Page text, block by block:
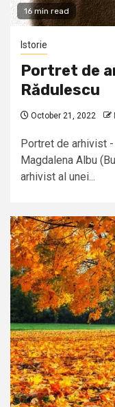
16 min read
Istorie
Portret de
Rădulescu
October 21, 2022
Portret de arhivist
Magdalena Albu
arhivist al unei...